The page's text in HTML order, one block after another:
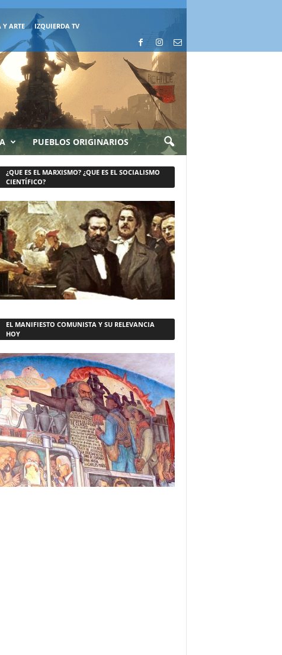
Y ARTE IZQUIERDA TV
PUEBLOS ORIGINARIOS
¿QUE ES EL MARXISMO? ¿QUE ES EL SOCIALISMO
CIENTÍFICO?
EL MANIFIESTO COMUNISTA Y SU RELEVANCIA
HOY